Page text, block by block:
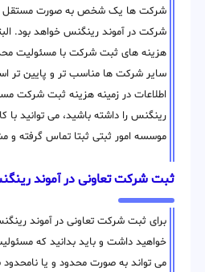
شرکت ها یک شخص به صورت مستقل نیز
شرکت در آموند رینگنس خواهد بود.
هزینه های ثبت شرکت با مسئولیت
سایر شرکت ها مناسب تر و پایین تر
اطلاعات در زمینه هزینه ثبت شرکت
رینگنس را داشته باشید، می توانید با
موسسه امور ثبتی ثبتا تماس گرفته و
ثبت شرکت تعاونی در آموند
برای ثبت شرکت تعاونی در آموند
خواهید داشت و باید بدانید که
می تواند به صورت محدود و یا